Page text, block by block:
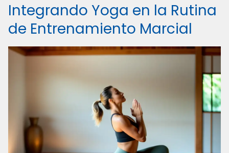
Integrando Yoga en la Rutina
de Entrenamiento Marcial